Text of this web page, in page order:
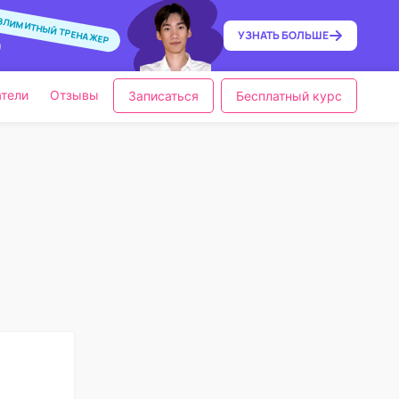
УЗНАТЬБОЛЬШЕ
ТРЕНАЖЕР
Отзывы Записаться Бесплатный курс